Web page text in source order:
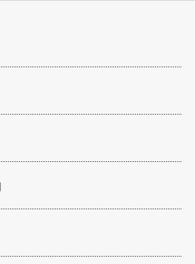
う究極の“美”を追求した結
個性あふれるまるで芸術
とつであるようです。ま
なスタイルに着まわせる